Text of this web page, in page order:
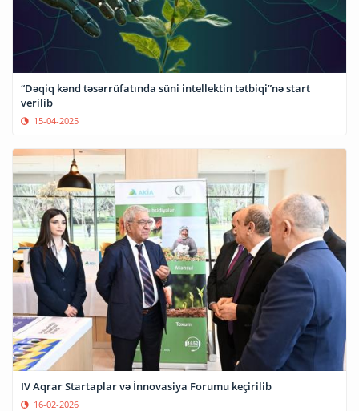
“Dəqiq kənd təsərrüfatında süni intellektin tətbiqi”nə start
verilib
15-04-2025
IV Aqrar Startaplar və İnnovasiya Forumu keçirilib
16-02-2026